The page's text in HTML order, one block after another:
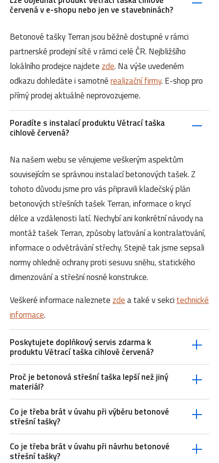
červená v e-shopu nebo jen ve stavebninách?
Betonové tašky Terran jsou běžně dostupné v rámci
partnerské prodejní sítě v rámci celé ČR. Nejbližšího
lokálního prodejce najdete zde. Na výše uvedeném
odkazu dohledáte i samotnérealizační firmy. E-shop pro
přímý prodej aktuálně neprovozujeme.
Poradíte s instalací produktu Větrací taška
cihlově červená?
Na našem webu se věnujeme veškerým aspektům
souvisejícím se správnou instalací betonových tašek. Z
tohoto důvodu jsme pro vás připravili kladečský plán
betonových střešních tašek Terran, informace o krycí
délce a vzdálenosti latí. Nechybí ani konkrétní návody na
montáž tašek Terran, způsoby laťování a kontralaťování,
informace o odvětrávání střechy. Stejně tak jsme sepsali
normy ohledně ochrany proti sesuvu sněhu, statického
dimenzování a střešní nosné konstrukce.
Veškeré informace naleznete zdea také v sekci technické
informace.
Poskytujete doplňkový servis zdarma k
produktu Větrací taška cihlově červená?
Proč je betonová střešní taška lepší než jiný
materiál?
Co je třeba brát v úvahu při výběru betonové
střešní tašky?
Co je třeba brát v úvahu při návrhu betonové
střešní tašky?